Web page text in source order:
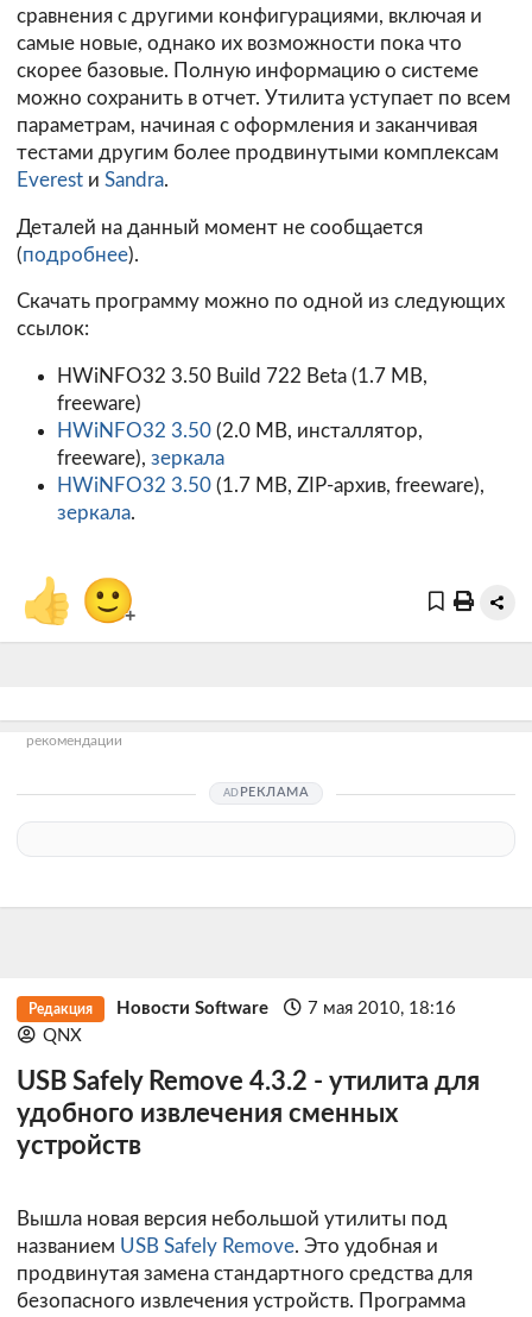
сравнения с другими конфигурациями, включая и
самые новые, однако их возможности пока что
скорее базовые. Полную информацию о системе
можно сохранить в отчет. Утилита уступает по всем
параметрам, начиная с оформления и заканчивая
тестами другим более продвинутыми комплексам
Everest и Sandra.
Деталей на данный момент не сообщается
(подробнее).
Скачать программу можно по одной из следующих
ссылок:
HWiNFO32 3.50 Build 722 Beta(1.7 MB,
freeware)
HWiNFO32 3.50(2.0 MB, инсталлятор,
freeware), зеркала
HWiNFO32 3.50(1.7 MB, ZIP-архив, freeware),
зеркала.
👍 🙂+
рекомендации
РЕКЛАМА
Редакция Новости Software
7 мая 2010, 18:16
QNX
USB Safely Remove 4.3.2 - утилита для
удобного извлечения сменных
устройств
Вышла новая версия небольшой утилиты под
названием USB Safely Remove. Это удобная и
продвинутая замена стандартного средства для
безопасного извлечения устройств. Программа